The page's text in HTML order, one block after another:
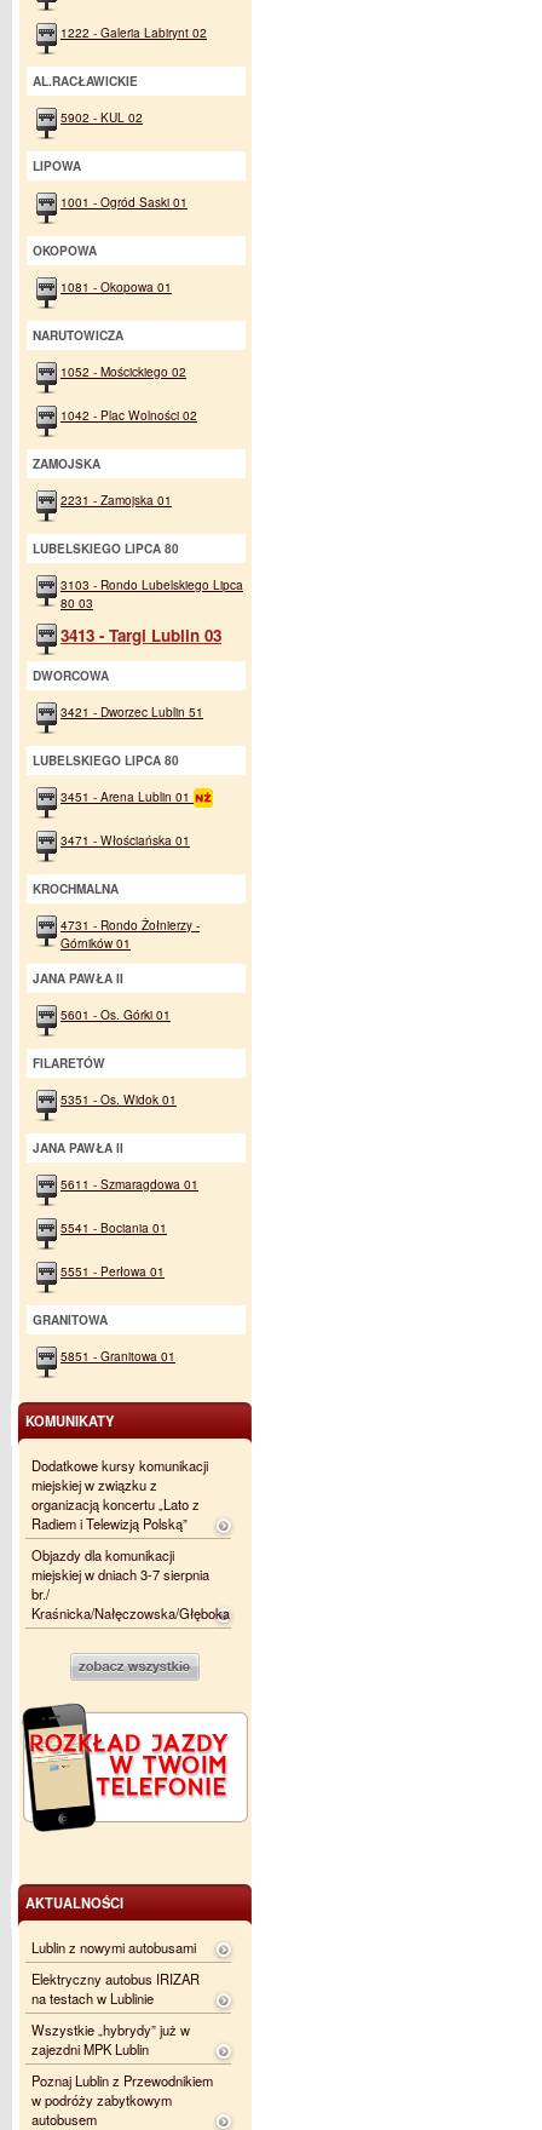
1222 - Galeria Labirynt 02
AL.RACŁAWICKIE
5902 - KUL 02
LIPOWA
1001 - Ogród Saski 01
OKOPOWA
1081 - Okopowa 01
NARUTOWICZA
1052 - Mościckiego 02
1042 - Plac Wolności 02
ZAMOJSKA
2231 - Zamojska 01
LUBELSKIEGO LIPCA 80
3103 - Rondo Lubelskiego Lipca
80 03
3413 - Targi Lublin 03
DWORCOWA
3421 - Dworzec Lublin 51
LUBELSKIEGO LIPCA 80
3451 - Arena Lublin 01
3471 - Włościańska 01
KROCHMALNA
4731 - Rondo Żołnierzy -
Górników 01
JANA PAWŁA II
5601 - Os. Górki 01
FILARETÓW
5351 - Os. Widok 01
JANA PAWŁA II
5611 - Szmaragdowa 01
5541 - Bociania 01
5551 - Perłowa 01
GRANITOWA
5851 - Granitowa 01
KOMUNIKATY
Dodatkowe kursy komunikacji
miejskiej w związku z
organizacją koncertu „Lato z
Radiem i Telewizją Polską”
Objazdy dla komunikacji
miejskiej w dniach 3-7 sierpnia
br./
Kraśnicka/Nałęczowska/Głęboka
AKTUALNOŚCI
Lublin z nowymi autobusami
Elektryczny autobus IRIZAR
na testach w Lublinie
Wszystkie „hybrydy” już w
zajezdni MPK Lublin
Poznaj Lublin z Przewodnikiem
w podróży zabytkowym
autobusem